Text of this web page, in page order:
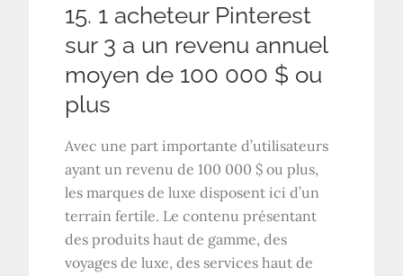
15. 1 acheteur Pinterest
sur 3 a un revenu annuel
moyen de 100 000 $ ou
plus
Avec une part importante d’utilisateurs
ayant un revenu de 100 000 $ ou plus,
les marques de luxe disposent ici d’un
terrain fertile. Le contenu présentant
des produits haut de gamme, des
voyages de luxe, des services haut de